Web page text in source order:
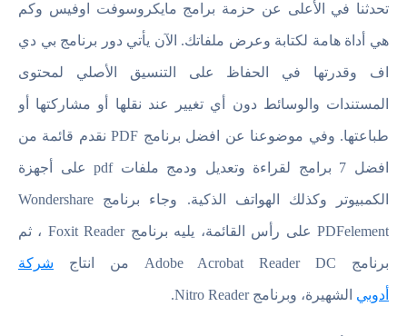
تحدثنا في الأعلى عن حزمة برامج مايكروسوفت اوفيس وكم
هي أداة هامة لكتابة وعرض ملفاتك. الآن يأتي دور برنامج بي دي
اف وقدرتها في الحفاظ على التنسيق الأصلي لمحتوى
المستندات والوسائط دون أي تغيير عند نقلها أو مشاركتها أو
طباعتها. وفي موضوعنا عن افضل برنامج PDF نقدم قائمة من
افضل 7 برامج لقراءة وتعديل ودمج ملفات pdf على أجهزة
الكمبيوتر وكذلك الهواتف الذكية. وجاء برنامج Wondershare
PDFelement على رأس القائمة، يليه برنامج Foxit Reader ، ثم
برنامج Adobe Acrobat Reader DC من انتاج شركة
أدوبي الشهيرة، وبرنامج Nitro Reader.